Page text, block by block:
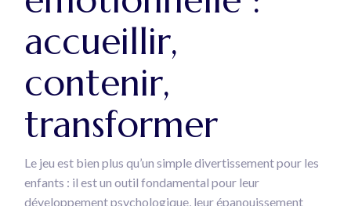
accueillir,
contenir,
transformer
Le jeu est bien plus qu’un simple divertissement pour les
enfants : il est un outil fondamental pour leur
développement psychologique, leur épanouissement